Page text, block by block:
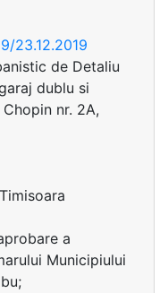
23.12.2019
de Detaliu
dublu si
nr. 2A,
a
Municipiului